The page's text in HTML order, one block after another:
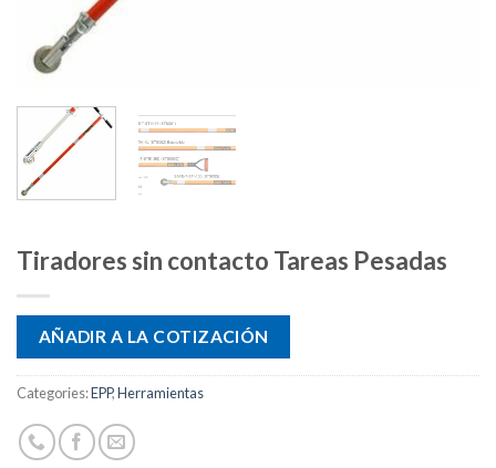
Tiradores sin contacto Tareas Pesadas
AÑADIR A LA COTIZACIÓN
Categories:EPP,Herramientas